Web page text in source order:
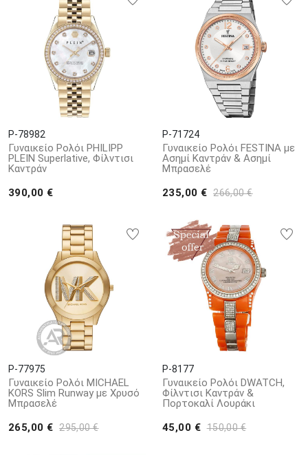
P-78982
Γυναικείο Ρολόι PHILIPP
PLEIN Superlative, Φίλντισι
Καντράν
390,00 €
P-71724
Γυναικείο Ρολόι FESTINA με
Ασημί Καντράν & Ασημί
Μπρασελέ
235,00 € 266,00 €
P-77975
Γυναικείο Ρολόι MICHAEL
KORS Slim Runway με Χρυσό
Μπρασελέ
265,00 € 295,00 €
P-8177
Γυναικείο Ρολόι DWATCH,
Φίλντισι Καντράν &
Πορτοκαλί Λουράκι
45,00 € 150,00 €